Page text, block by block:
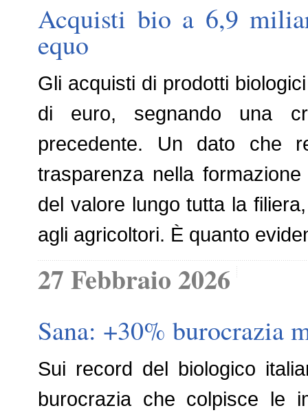
Acquisti bio a 6,9
equo
Gli acquisti di prodotti
di euro, segnando una
precedente. Un dato che
trasparenza nella
del valore lungo tutta la
agli agricoltori. È quanto
27 Febbraio 2026
Sana: +30% burocrazia
Sui record del biologico
burocrazia che colpisce le